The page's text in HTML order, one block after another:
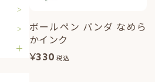
ボールペン パンダ なめら
かインク
¥330 税込